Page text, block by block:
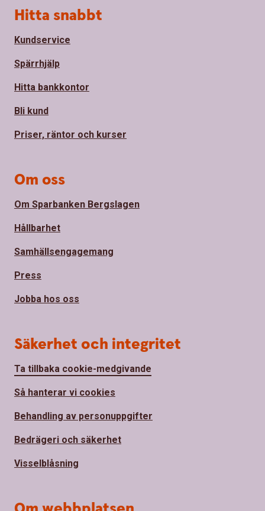
Sidfot
Hitta snabbt
Kundservice
Spärrhjälp
Hitta bankkontor
Bli kund
Priser, räntor och kurser
Om oss
Om Sparbanken Bergslagen
Hållbarhet
Samhällsengagemang
Press
Jobba hos oss
Säkerhet och integritet
Ta tillbaka cookie-medgivande
Så hanterar vi cookies
Behandling av personuppgifter
Bedrägeri och säkerhet
Visselblåsning